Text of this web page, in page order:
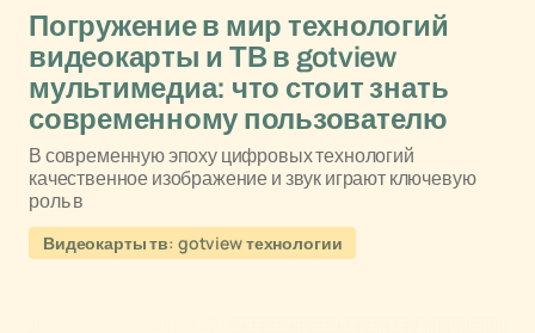
Погружение в мир технологий
видеокарты и ТВ в gotview
мультимедиа: что стоит знать
современному пользователю
В современную эпоху цифровых технологий
качественное изображение и звук играют ключевую
роль в
Видеокарты тв: gotview технологии